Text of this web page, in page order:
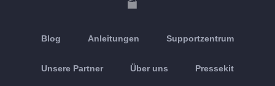
Blog Anleitungen Supportzentrum
Unsere Partner Über uns Pressekit